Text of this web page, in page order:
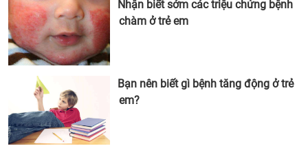
Nhận biết sớm các triệu chứng bệnh
chàm ở trẻ em
Bạn nên biết gì bệnh tăng động ở trẻ
em?